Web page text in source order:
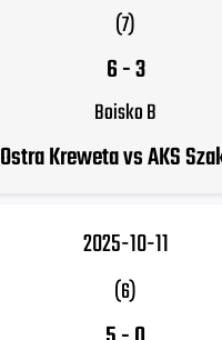
(7)
6-3
Boisko B
Ostra Kreweta vs AKS
2025-10-11
(6)